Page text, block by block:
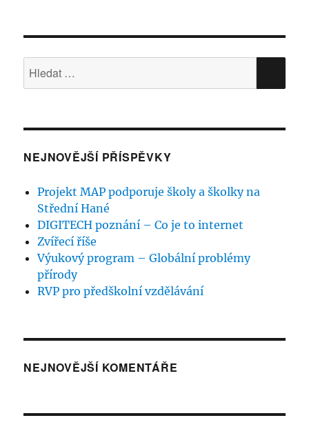
NKA
NEJNOVĚJŠÍ PŘÍSPĚVKY
Projekt MAP podporuje školy a školky na
Střední Hané
DIGITECH poznání – Co je to internet
Zvířecí říše
Výukový program – Globální problémy
přírody
RVP pro předškolní vzdělávání
NEJNOVĚJŠÍ KOMENTÁŘE